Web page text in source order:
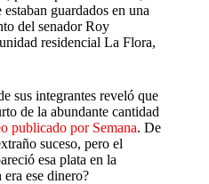
guardados en una
del senador Roy
residencial La Flora,
sus integrantes reveló que
de la abundante cantidad
publicado por Semana. De
suceso, pero el
esa plata en la
ese dinero?